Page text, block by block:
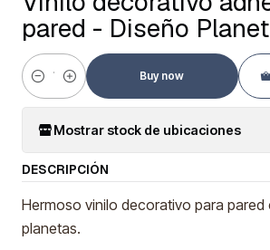
pared - Diseño
Cantidad
Buy now
Mostrar stock de ubicaciones
DESCRIPCIÓN
Hermoso vinilo decorativo para pared
planetas.